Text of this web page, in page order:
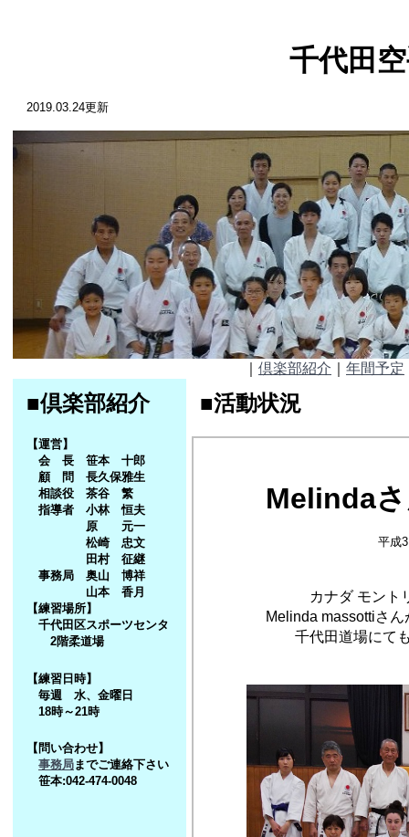
千代田空手道
2019.03.24更新
倶楽部紹介 年間予定
■倶楽部紹介
【運営】
会 長 笹本 十郎
顧 問 長久保雅生
相談役 茶谷 繁
指導者 小林 恒夫
原 元一
松崎 忠文
田村 征継
事務局 奥山 博祥
山本 香月
【練習場所】
千代田区スポーツセンタ
2階柔道場
【練習日時】
毎週 水、金曜日
18時～21時
【問い合わせ】
事務局までご連絡下さい
笹本:042-474-0048
■活動状況
Melinda
平成
カナダ モントリオー
Melinda massottiさんが
千代田道場にても共